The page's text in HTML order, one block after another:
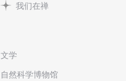
我们在禅
文学
自然科学博物馆